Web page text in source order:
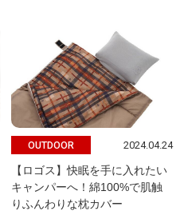
OUTDOOR 2024.04.24
【ロゴス】快眠を手に入れたい
キャンパーへ！綿100%で肌触
りふんわりな枕カバー